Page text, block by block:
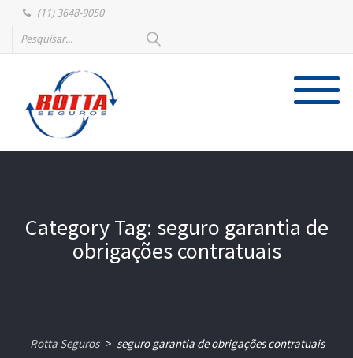
(11) 3648-9050
Category Tag: seguro garantia de
obrigações contratuais
Rotta Seguros > seguro garantia de obrigações contratuais